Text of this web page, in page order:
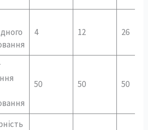
4 12 26
50 50 50